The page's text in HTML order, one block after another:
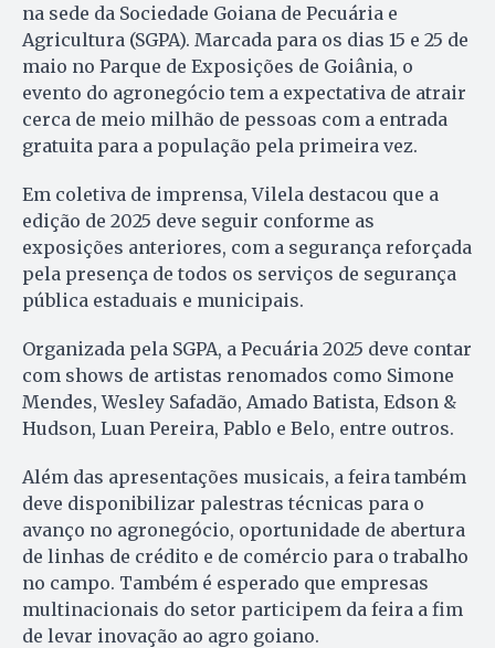
na sede da Sociedade Goiana de Pecuária e
Agricultura (SGPA). Marcada para os dias 15 e 25 de
maio no Parque de Exposições de Goiânia, o
evento do agronegócio tem a expectativa de atrair
cerca de meio milhão de pessoas com a entrada
gratuita para a população pela primeira vez.
Em coletiva de imprensa, Vilela destacou que a
edição de 2025 deve seguir conforme as
exposições anteriores, com a segurança reforçada
pela presença de todos os serviços de segurança
pública estaduais e municipais.
Organizada pela SGPA, a Pecuária 2025 deve contar
com shows de artistas renomados como Simone
Mendes, Wesley Safadão, Amado Batista, Edson &
Hudson, Luan Pereira, Pablo e Belo, entre outros.
Além das apresentações musicais, a feira também
deve disponibilizar palestras técnicas para o
avanço no agronegócio, oportunidade de abertura
de linhas de crédito e de comércio para o trabalho
no campo. Também é esperado que empresas
multinacionais do setor participem da feira a fim
de levar inovação ao agro goiano.